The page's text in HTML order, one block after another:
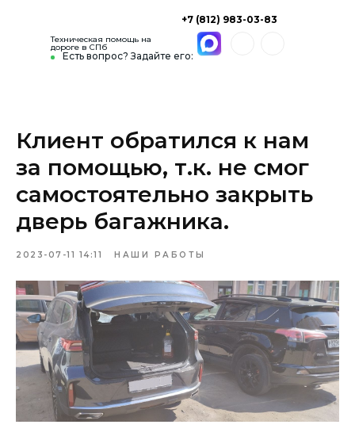
Есть вопрос? Задайте его:
+7 (812) 983-03-83
Техническая помощь на
дороге в СПб
Клиент обратился к нам
за помощью, т.к. не смог
самостоятельно закрыть
дверь багажника.
2023-07-11 14:11 НАШИ РАБОТЫ